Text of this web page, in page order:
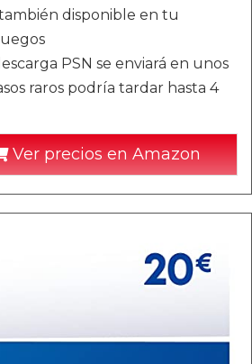
disponible en tu
PSN se enviará en unos
raros podría tardar hasta 4
Ver precios en Amazon